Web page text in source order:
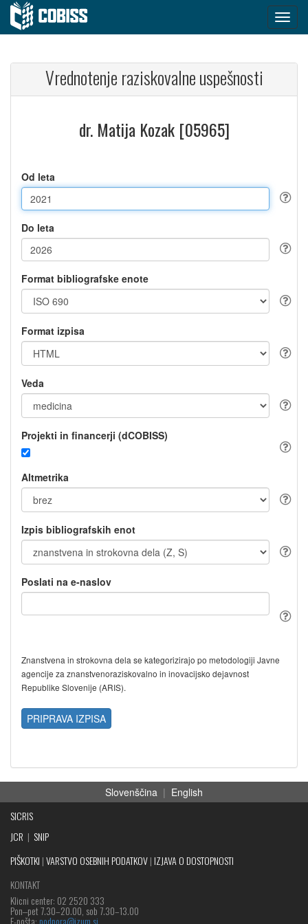
Vrednotenje raziskovalne uspešnosti
dr. Matija Kozak [05965]
Od leta
Do leta
Format bibliografske enote
Format izpisa
Veda
Projekti in financerji (dCOBISS)
Altmetrika
Izpis bibliografskih enot
Poslati na e-naslov
Znanstvena in strokovna dela se kategorizirajo po metodologiji Javne
agencije za znanstvenoraziskovalno in inovacijsko dejavnost
Republike Slovenije (ARIS).
PRIPRAVA IZPISA
Slovenščina | English
SICRIS
JCR | SNIP
PIŠKOTKI |VARSTVO OSEBNIH PODATKOV| IZJAVA O DOSTOPNOSTI
KONTAKT
Klicni center: 02 2520 333
Pon‒pet 7.30–20.00, sob 7.30–13.00
E-pošta: podpora@izum.si